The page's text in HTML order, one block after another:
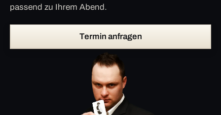
passend zu Ihrem Abend.
Termin anfragen